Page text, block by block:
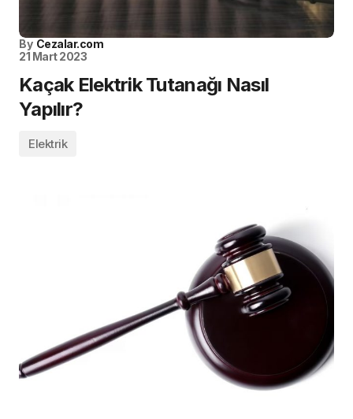
By Cezalar.com
21 Mart 2023
Kaçak Elektrik Tutanağı Nasıl
Yapılır?
Elektrik